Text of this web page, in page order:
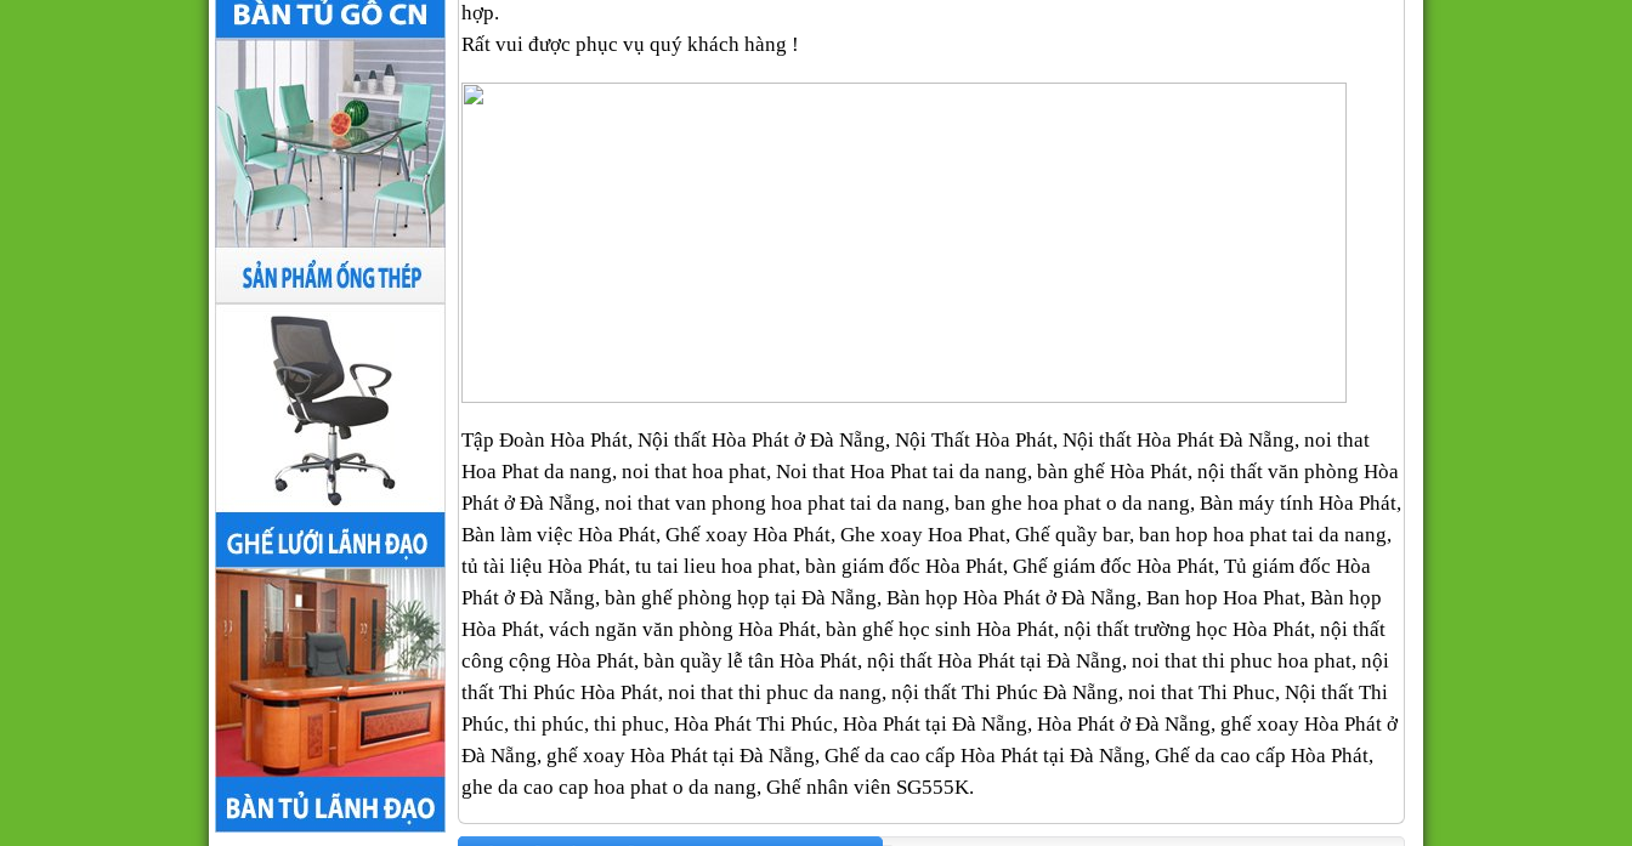
hợp.
Rất vui được phục vụ quý khách hàng !
Tập Đoàn Hòa Phát, Nội thất Hòa Phát ở Đà Nẵng, Nội Thất Hòa Phát, Nội thất Hòa Phát Đà Nẵng, noi that
Hoa Phat da nang, noi that hoa phat, Noi that Hoa Phat tai da nang, bàn ghế Hòa Phát, nội thất văn phòng Hòa
Phát ở Đà Nẵng, noi that van phong hoa phat tai da nang, ban ghe hoa phat o da nang, Bàn máy tính Hòa Phát,
Bàn làm việc Hòa Phát, Ghế xoay Hòa Phát, Ghe xoay Hoa Phat, Ghế quầy bar, ban hop hoa phat tai da nang,
tủ tài liệu Hòa Phát, tu tai lieu hoa phat, bàn giám đốc Hòa Phát, Ghế giám đốc Hòa Phát, Tủ giám đốc Hòa
Phát ở Đà Nẵng, bàn ghế phòng họp tại Đà Nẵng, Bàn họp Hòa Phát ở Đà Nẵng, Ban hop Hoa Phat, Bàn họp
Hòa Phát, vách ngăn văn phòng Hòa Phát, bàn ghế học sinh Hòa Phát, nội thất trường học Hòa Phát, nội thất
công cộng Hòa Phát, bàn quầy lễ tân Hòa Phát, nội thất Hòa Phát tại Đà Nẵng, noi that thi phuc hoa phat, nội
thất Thi Phúc Hòa Phát, noi that thi phuc da nang, nội thất Thi Phúc Đà Nẵng, noi that Thi Phuc, Nội thất Thi
Phúc, thi phúc, thi phuc, Hòa Phát Thi Phúc, Hòa Phát tại Đà Nẵng, Hòa Phát ở Đà Nẵng, ghế xoay Hòa Phát ở
Đà Nẵng, ghế xoay Hòa Phát tại Đà Nẵng, Ghế da cao cấp Hòa Phát tại Đà Nẵng, Ghế da cao cấp Hòa Phát,
ghe da cao cap hoa phat o da nang, Ghế nhân viên SG555K.